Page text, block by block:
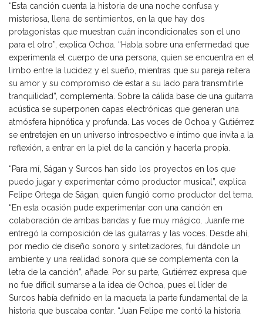
“Esta canción cuenta la historia de una noche confusa y
misteriosa, llena de sentimientos, en la que hay dos
protagonistas que muestran cuán incondicionales son el uno
para el otro”, explica Ochoa. “Habla sobre una enfermedad que
experimenta el cuerpo de una persona, quien se encuentra en el
limbo entre la lucidez y el sueño, mientras que su pareja reitera
su amor y su compromiso de estar a su lado para transmitirle
tranquilidad”, complementa. Sobre la cálida base de una guitarra
acústica se superponen capas electrónicas que generan una
atmósfera hipnótica y profunda. Las voces de Ochoa y Gutiérrez
se entretejen en un universo introspectivo e íntimo que invita a la
reflexión, a entrar en la piel de la canción y hacerla propia.
“Para mí, Ságan y Surcos han sido los proyectos en los que
puedo jugar y experimentar cómo productor musical”, explica
Felipe Ortega de Ságan, quien fungió como productor del tema.
“En esta ocasión pude experimentar con una canción en
colaboración de ambas bandas y fue muy mágico. Juanfe me
entregó la composición de las guitarras y las voces. Desde ahí,
por medio de diseño sonoro y sintetizadores, fui dándole un
ambiente y una realidad sonora que se complementa con la
letra de la canción”, añade. Por su parte, Gutiérrez expresa que
no fue difícil sumarse a la idea de Ochoa, pues el líder de
Surcos había definido en la maqueta la parte fundamental de la
historia que buscaba contar. “Juan Felipe me contó la historia